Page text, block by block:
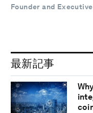
Founder and
最新記事